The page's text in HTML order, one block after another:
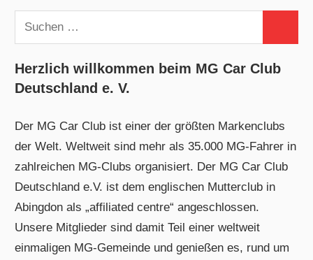
Suchen
nach:
Herzlich willkommen beim MG Car Club
Deutschland e. V.
Der MG Car Club ist einer der größten Markenclubs
der Welt. Weltweit sind mehr als 35.000 MG-Fahrer in
zahlreichen MG-Clubs organisiert. Der MG Car Club
Deutschland e.V. ist dem englischen Mutterclub in
Abingdon als „affiliated centre“ angeschlossen.
Unsere Mitglieder sind damit Teil einer weltweit
einmaligen MG-Gemeinde und genießen es, rund um